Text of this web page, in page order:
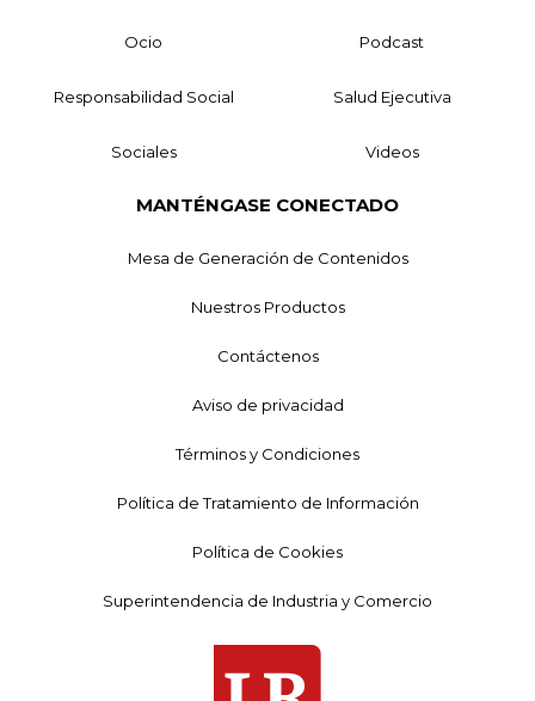
Ocio Podcast
Responsabilidad Social Salud Ejecutiva
Sociales Videos
MANTÉNGASE CONECTADO
Mesa de Generación de Contenidos
Nuestros Productos
Contáctenos
Aviso de privacidad
Términos y Condiciones
Política de Tratamiento de Información
Política de Cookies
Superintendencia de Industria y Comercio